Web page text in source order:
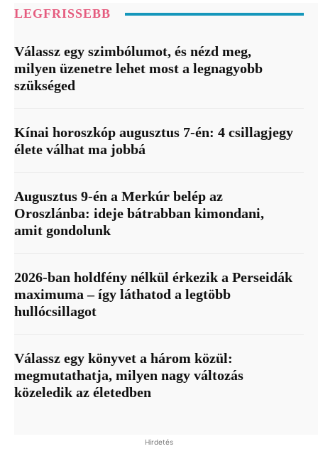
LEGFRISSEBB
Válassz egy szimbólumot, és nézd meg,
milyen üzenetre lehet most a legnagyobb
szükséged
Kínai horoszkóp augusztus 7-én: 4 csillagjegy
élete válhat ma jobbá
Augusztus 9-én a Merkúr belép az
Oroszlánba: ideje bátrabban kimondani,
amit gondolunk
2026-ban holdfény nélkül érkezik a Perseidák
maximuma – így láthatod a legtöbb
hullócsillagot
Válassz egy könyvet a három közül:
megmutathatja, milyen nagy változás
közeledik az életedben
Hirdetés